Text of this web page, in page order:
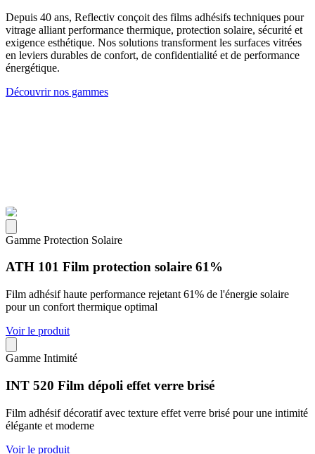
Depuis 40 ans, Reflectiv conçoit des films adhésifs techniques pour
vitrage alliant performance thermique, protection solaire, sécurité et
exigence esthétique. Nos solutions transforment les surfaces vitrées
en leviers durables de confort, de confidentialité et de performance
énergétique.
Découvrir nos gammes
Gamme Protection Solaire
ATH 101 Film protection solaire 61%
Film adhésif haute performance rejetant 61% de l'énergie solaire
pour un confort thermique optimal
Voir le produit
Gamme Intimité
INT 520 Film dépoli effet verre brisé
Film adhésif décoratif avec texture effet verre brisé pour une intimité
élégante et moderne
Voir le produit